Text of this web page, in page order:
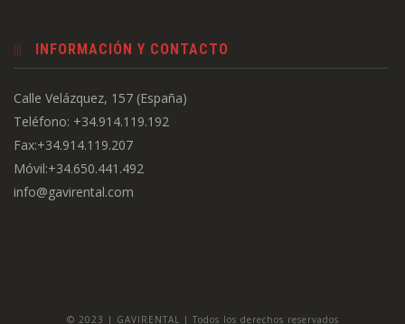
INFORMACIÓN Y CONTACTO
Calle Velázquez, 157 (España)
Teléfono: +34.914.119.192
Fax:+34.914.119.207
Móvil:+34.650.441.492
info@gavirental.com
© 2023 | GAVIRENTAL | Todos los derechos reservados